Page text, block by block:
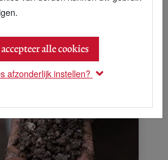
alle cookies
afzonderlijk instellen?